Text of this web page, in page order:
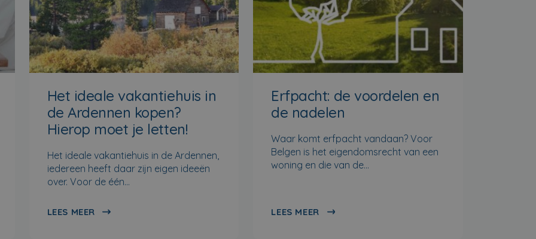
Het ideale vakantiehuis in
de Ardennen kopen?
Hierop moet je letten!
Het ideale vakantiehuis in de Ardennen,
iedereen heeft daar zijn eigen ideeën
over. Voor de één…
LEES MEER
Erfpacht: de voordelen en
de nadelen
Waar komt erfpacht vandaan? Voor
Belgen is het eigendomsrecht van een
woning en die van de…
LEES MEER